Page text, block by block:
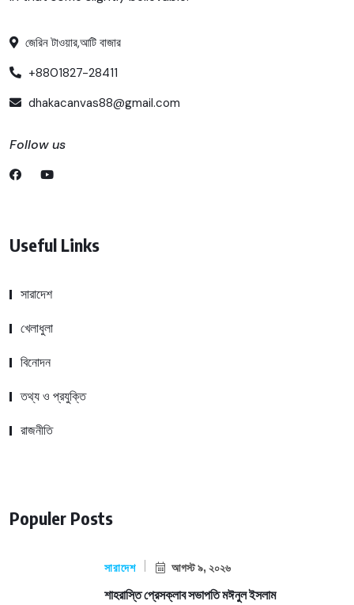
জেরিন টাওয়ার,আটি বাজার
+8801827-28411
dhakacanvas88@gmail.com
Follow us
Useful Links
সারাদেশ
খেলাধুলা
বিনোদন
তথ্য ও প্রযুক্তি
রাজনীতি
Populer Posts
সারাদেশ আগস্ট ৯, ২০২৬
শাহরাস্তি প্রেসক্লাব সভাপতি মঈনুল ইসলাম